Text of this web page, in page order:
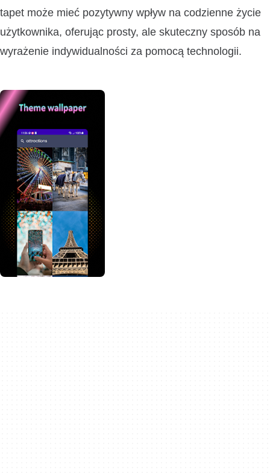
tapet może mieć pozytywny wpływ na codzienne życie
użytkownika, oferując prosty, ale skuteczny sposób na
wyrażenie indywidualności za pomocą technologii.